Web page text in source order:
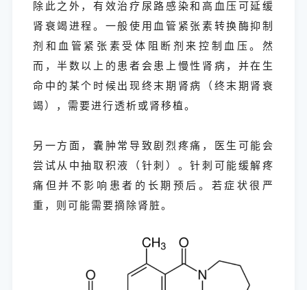
除此之外，有效治疗尿路感染和高血压可延缓
肾衰竭进程。一般使用血管紧张素转换酶抑制
剂和血管紧张素受体阻断剂来控制血压。然
而，半数以上的患者会患上慢性肾病，并在生
命中的某个时候出现终末期肾病（终末期肾衰
竭），需要进行透析或肾移植。
另一方面，囊肿常导致剧烈疼痛，医生可能会
尝试从中抽取积液（针刺）。针刺可能缓解疼
痛但并不影响患者的长期预后。若症状很严
重，则可能需要摘除肾脏。